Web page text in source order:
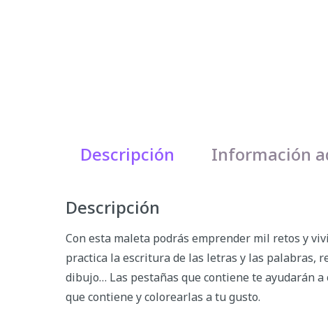
Descripción Información
Descripción
Con esta maleta podrás emprender mil retos y
practica la escritura de las letras y las palabras,
dibujo… Las pestañas que contiene te ayudarán
que contiene y colorearlas a tu gusto.